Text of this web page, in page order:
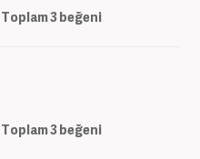
Toplam3beğeni
Toplam3beğeni